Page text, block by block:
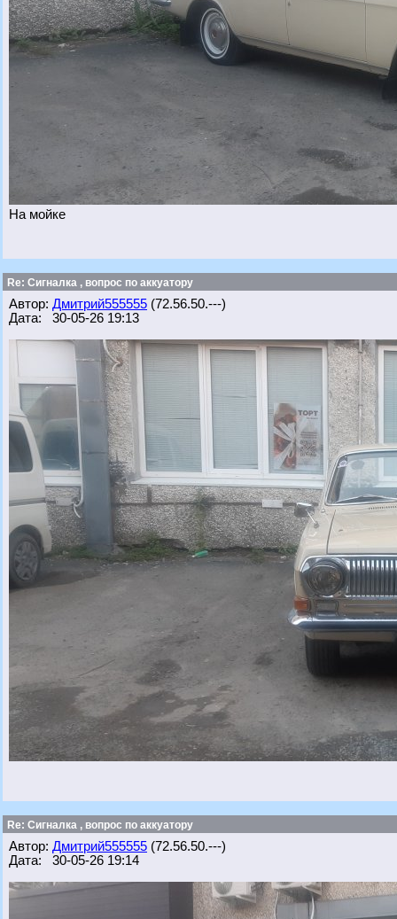
На мойке
Re: Сигналка , вопрос по аккуатору
Автор: Дмитрий555555 (72.56.50.---)
Дата: 30-05-26 19:13
Re: Сигналка , вопрос по аккуатору
Автор: Дмитрий555555 (72.56.50.---)
Дата: 30-05-26 19:14